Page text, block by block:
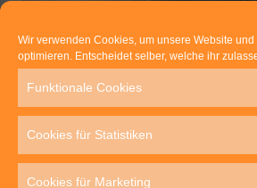
Wir verwenden Cookies, um unsere Website
optimieren. Entscheidet selber, welche ihr
Funktionale Cookies
Cookies für Statistiken
Cookies für Marketing